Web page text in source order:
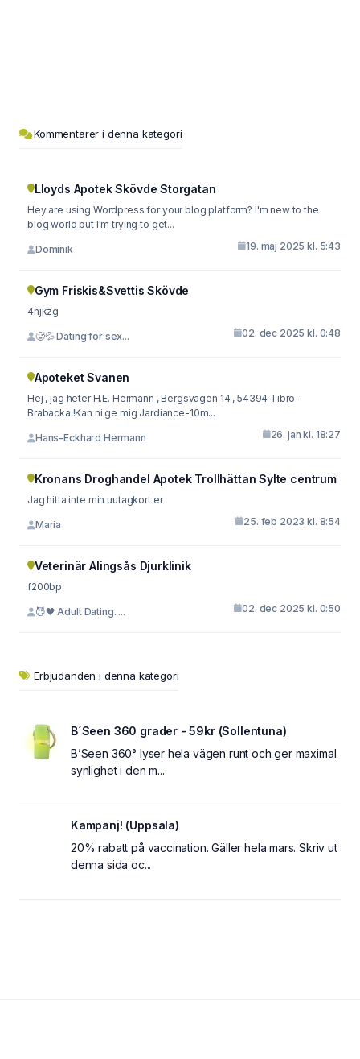
Kommentarer i denna kategori
Lloyds Apotek Skövde Storgatan
Hey are using Wordpress for your blog platform? I'm new to the
blog world but I'm trying to get...
Dominik 19. maj 2025 kl. 5:43
Gym Friskis&Svettis Skövde
4njkzg
🥵💦 Dating for sex... 02. dec 2025 kl. 0:48
Apoteket Svanen
Hej , jag heter H.E. Hermann , Bergsvägen 14 , 54394 Tibro-
Brabacka !Kan ni ge mig Jardiance-10m...
Hans-Eckhard Hermann 26. jan kl. 18:27
Kronans Droghandel Apotek Trollhättan Sylte centrum
Jag hitta inte min uutagkort er
Maria 25. feb 2023 kl. 8:54
Veterinär Alingsås Djurklinik
f200bp
😈🖤 Adult Dating. ... 02. dec 2025 kl. 0:50
Erbjudanden i denna kategori
B´Seen 360 grader - 59kr (Sollentuna)
B’Seen 360° lyser hela vägen runt och ger maximal
synlighet i den m...
Kampanj! (Uppsala)
20% rabatt på vaccination. Gäller hela mars. Skriv ut
denna sida oc...